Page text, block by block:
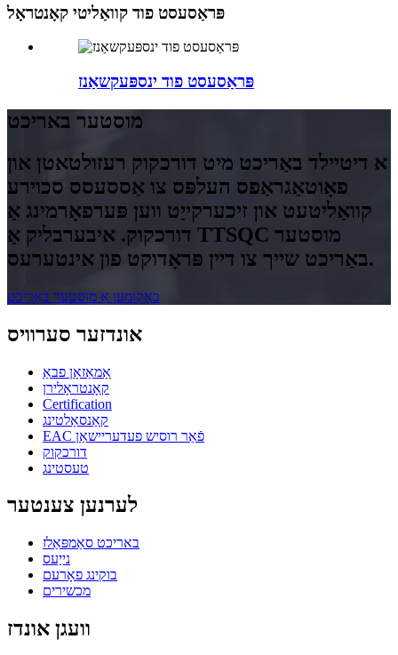
פּראַסעסט פוד קוואַליטי קאָנטראָל
פּראַסעסט פוד ינספּעקשאַנז
מוסטער באריכט
א דיטיילד באַריכט מיט דורכקוק רעזולטאטן און
פאָוטאַגראַפס העלפּס צו אַססעסס סכוירע
קוואַליטעט און זיכערקייַט ווען פּערפאָרמינג אַ
דורכקוק. איבערבליק אַ TTSQC מוסטער
באַריכט שייך צו דיין פּראָדוקט פון אינטערעס.
באַקומען אַ מוסטער באַריכט
אונדזער סערוויס
אַמאַזאָן פבאַ
קאָנטראָלירן
Certification
קאַנסאַלטינג
EAC פֿאַר רוסיש פעדעריישאַן
דורכקוק
טעסטינג
לערנען צענטער
באריכט סאַמפּאַלז
נייַעס
בוקינג פאָרעם
מכשירים
וועגן אונדז